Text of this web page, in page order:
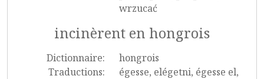
wrzucać
incinèrent en hongrois
Dictionnaire:
hongrois
Traductions:
égesse, elégetni, égesse el,